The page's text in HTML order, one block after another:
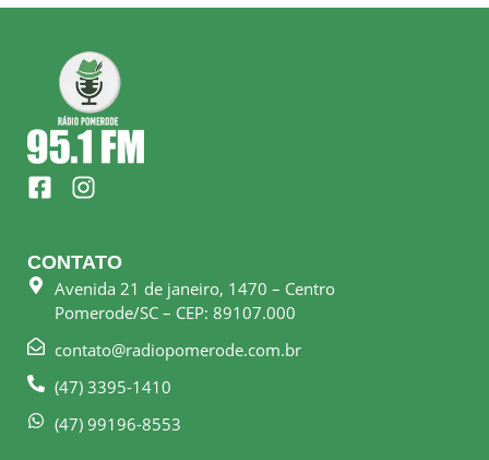
F
a
e
b
o
k
s
q
I
n
t
a
g
r
a
m
CONTATO
Avenida 21 de janeiro, 1470 – Centro
Pomerode/SC – CEP: 89107.000
contato@radiopomerode.com.br
(47) 3395-1410
(47) 99196-8553